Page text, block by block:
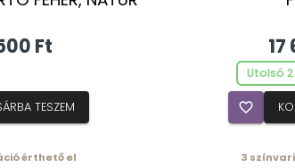
Ft
TESZEM
17
Utolsó
favorite_border
érthető el 3